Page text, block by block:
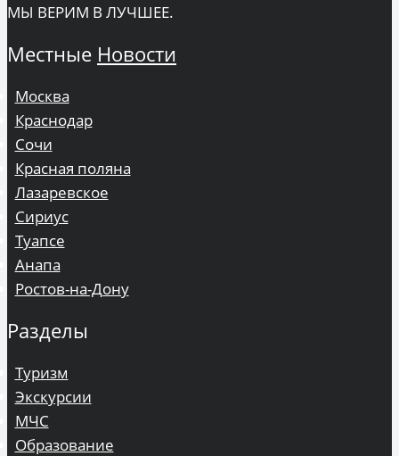
МЫ ВЕРИМ В ЛУЧШЕЕ.
Местные Новости
Москва
Краснодар
Сочи
Красная поляна
Лазаревское
Сириус
Туапсе
Анапа
Ростов-на-Дону
Разделы
Туризм
Экскурсии
МЧС
Образование